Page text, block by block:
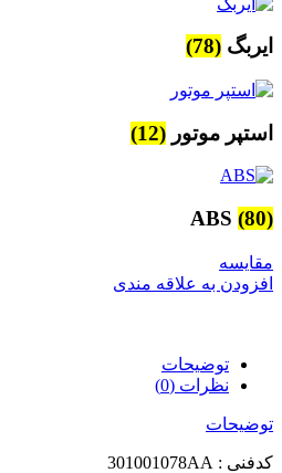
ایربگ (78)
استپر موتور (12)
ABS (80)
مقایسه
افزودن به علاقه مندی
توضیحات
نظرات (0)
توضیحات
کدفنی : 301001078AA